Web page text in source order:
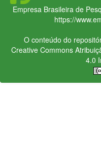
Empresa Brasileira de
https://
O conteúdo do
Creative Commons
4.0